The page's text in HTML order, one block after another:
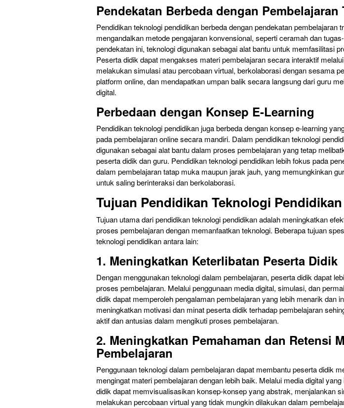
Pendekatan Berbeda dengan Pembelajaran
Pendidikan teknologi pendidikan berbeda dengan pendekatan pembelajaran
mengandalkan metode pengajaran konvensional, seperti ceramah dan
pendekatan ini, teknologi digunakan sebagai alat bantu untuk memfasilitasi
Peserta didik dapat mengakses materi pembelajaran secara interaktif
melakukan simulasi atau percobaan virtual, berkolaborasi dengan sesama
platform online, dan mendapatkan umpan balik secara langsung dari guru
digital.
Perbedaan dengan Konsep E-Learning
Pendidikan teknologi pendidikan juga berbeda dengan konsep e-learning
pada pembelajaran online secara mandiri. Dalam pendidikan teknologi
digunakan sebagai alat bantu dalam proses pembelajaran yang tetap
peserta didik dan guru. Pendidikan teknologi pendidikan lebih fokus pada
dalam pembelajaran tatap muka maupun jarak jauh, yang memungkinkan
untuk saling berinteraksi dan berkolaborasi.
Tujuan Pendidikan Teknologi Pendidikan
Tujuan utama dari pendidikan teknologi pendidikan adalah meningkatkan
proses pembelajaran dengan memanfaatkan teknologi. Beberapa tujuan
teknologi pendidikan antara lain:
1. Meningkatkan Keterlibatan Peserta Didik
Dengan menggunakan teknologi dalam pembelajaran, peserta didik dapat
proses pembelajaran. Melalui penggunaan media digital, simulasi, dan
didik dapat memperoleh pengalaman pembelajaran yang lebih menarik dan
meningkatkan motivasi dan minat peserta didik terhadap pembelajaran
aktif dan antusias dalam mengikuti proses pembelajaran.
2. Meningkatkan Pemahaman dan Retensi
Pembelajaran
Penggunaan teknologi dalam pembelajaran dapat membantu peserta didik
mengingat materi pembelajaran dengan lebih baik. Melalui media digital
didik dapat memvisualisasikan konsep-konsep yang abstrak, menjalankan
melakukan percobaan virtual yang tidak mungkin dilakukan dalam